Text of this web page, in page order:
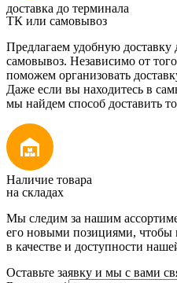
доставка до терминала
ТК или самовывоз
Предлагаем удобную
самовывоз. Независимо от
поможем организовать
Даже если вы находитесь в
мы найдем способ доставить
Наличие товара
на складах
Мы следим за нашим
его новыми позициями, чтобы
в качестве и доступности
Оставьте заявку и мы с вами